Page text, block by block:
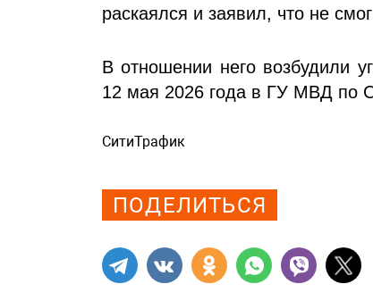
раскаялся и заявил, что не
В отношении него возбудили
12 мая 2026 года в ГУ МВД по
СитиТрафик
ПОДЕЛИТЬСЯ